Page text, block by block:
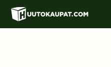
Siirry
pääsisältöön